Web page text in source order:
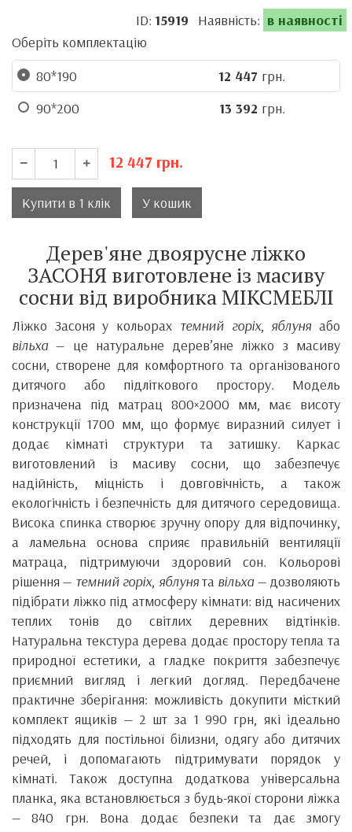
ID: 15919 Наявність: в наявності
Оберіть комплектацію
80*190
12 447 грн.
90*200
13 392 грн.
12 447 грн.
Купити в 1 клік У кошик
Дерев'яне двоярусне ліжко
ЗАСОНЯ виготовлене із масиву
сосни від виробника МІКСМЕБЛІ
Ліжко Засоня у кольорах темний горіх, яблуня або
вільха— це натуральне дерев’яне ліжко з масиву
сосни, створене для комфортного та організованого
дитячого або підліткового простору. Модель
призначена під матрац 800×2000 мм, має висоту
конструкції 1700 мм, що формує виразний силует і
додає кімнаті структури та затишку. Каркас
виготовлений із масиву сосни, що забезпечує
надійність, міцність і довговічність, а також
екологічність і безпечність для дитячого середовища.
Висока спинка створює зручну опору для відпочинку,
а ламельна основа сприяє правильній вентиляції
матраца, підтримуючи здоровий сон. Кольорові
рішення — темний горіх, яблунята вільха— дозволяють
підібрати ліжко під атмосферу кімнати: від насичених
теплих тонів до світлих деревних відтінків.
Натуральна текстура дерева додає простору тепла та
природної естетики, а гладке покриття забезпечує
приємний вигляд і легкий догляд. Передбачене
практичне зберігання: можливість докупити місткий
комплект ящиків — 2 шт за 1 990 грн, які ідеально
підходять для постільної білизни, одягу або дитячих
речей, і допомагають підтримувати порядок у
кімнаті. Також доступна додаткова універсальна
планка, яка встановлюється з будь-якої сторони ліжка
— 840 грн. Вона додає безпеки та дає змогу